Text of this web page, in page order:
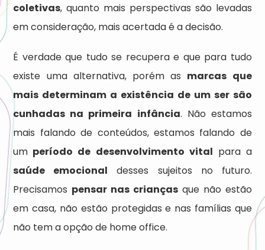
coletivas, quanto mais perspectivas são levadas
em consideração, mais acertada é a decisão.
É verdade que tudo se recupera e que para tudo
existe uma alternativa, porém as marcas que
mais determinam a existência de um ser são
cunhadas na primeira infância. Não estamos
mais falando de conteúdos, estamos falando de
um período de desenvolvimento vital para a
saúde emocional desses sujeitos no futuro.
Precisamos pensar nas crianças que não estão
em casa, não estão protegidas e nas famílias que
não tem a opção de home office.